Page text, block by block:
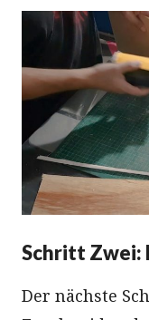
Schritt Zwei:
Der nächste